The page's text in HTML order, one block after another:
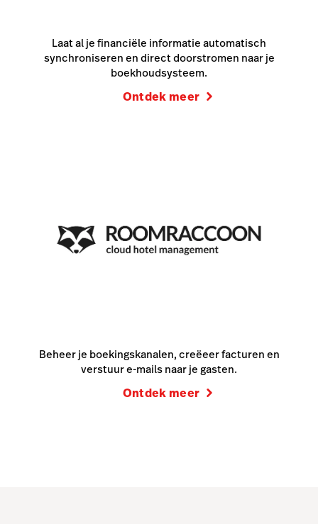
Laat al je financiële informatie automatisch
synchroniseren en direct doorstromen naar je
boekhoudsysteem.
Ontdek meer
Beheer je boekingskanalen, creëeer facturen en
verstuur e-mails naar je gasten.
Ontdek meer